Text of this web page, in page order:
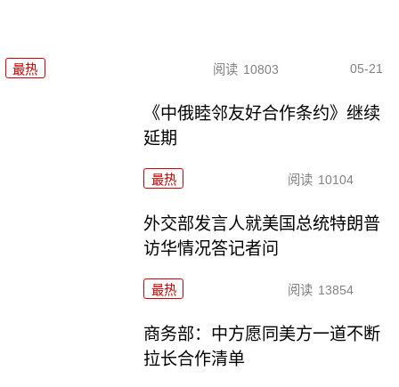
最热 阅读 10803 05-21
《中俄睦邻友好合作条约》继续
延期
最热 阅读 10104
外交部发言人就美国总统特朗普
访华情况答记者问
最热 阅读 13854
商务部：中方愿同美方一道不断
拉长合作清单